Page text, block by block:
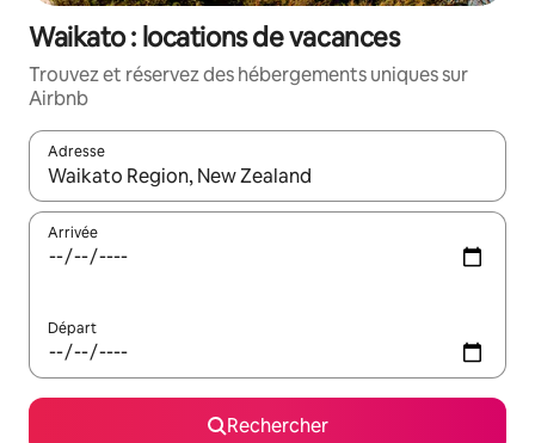
Waikato : locations de vacances
Trouvez et réservez des hébergements uniques sur
Airbnb
Adresse
Lorsque les résultats s'affichent, utilisez les flèches vers le
Arrivée
Départ
Rechercher